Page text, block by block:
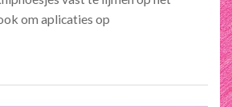
om aplicaties op